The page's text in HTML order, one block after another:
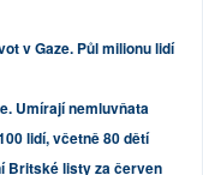
v Gaze. Půl milionu lidí
Umírají nemluvňata
lidí, včetně 80 dětí
Britské listy za červen